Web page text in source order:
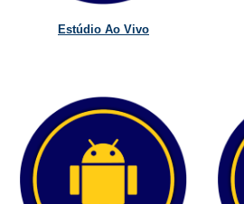
Estúdio Ao Vivo